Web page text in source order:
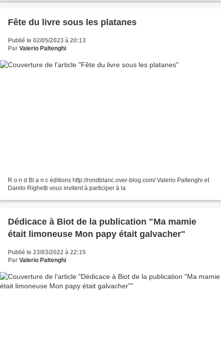
Fête du livre sous les platanes
Publié le 02/05/2023 à 20:13
Par Valerio Paltenghi
R o n d Bl a n c éditions http://rondblanc.over-blog.com/ Valerio Paltenghi et
Danilo Righetti vous invitent à participer à la
Dédicace à Biot de la publication "Ma mamie
était limoneuse Mon papy était galvacher"
Publié le 23/03/2022 à 22:15
Par Valerio Paltenghi